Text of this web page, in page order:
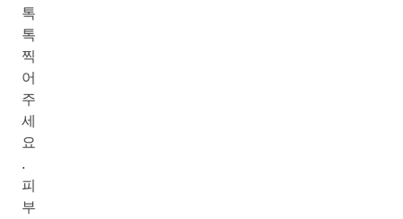
톡
톡
찍
어
주
세
요
.
피
부